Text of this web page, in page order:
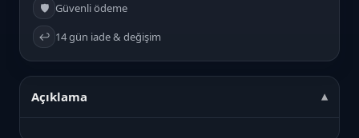
🛡️ Güvenli ödeme
↩️ 14 gün iade & değişim
Açıklama